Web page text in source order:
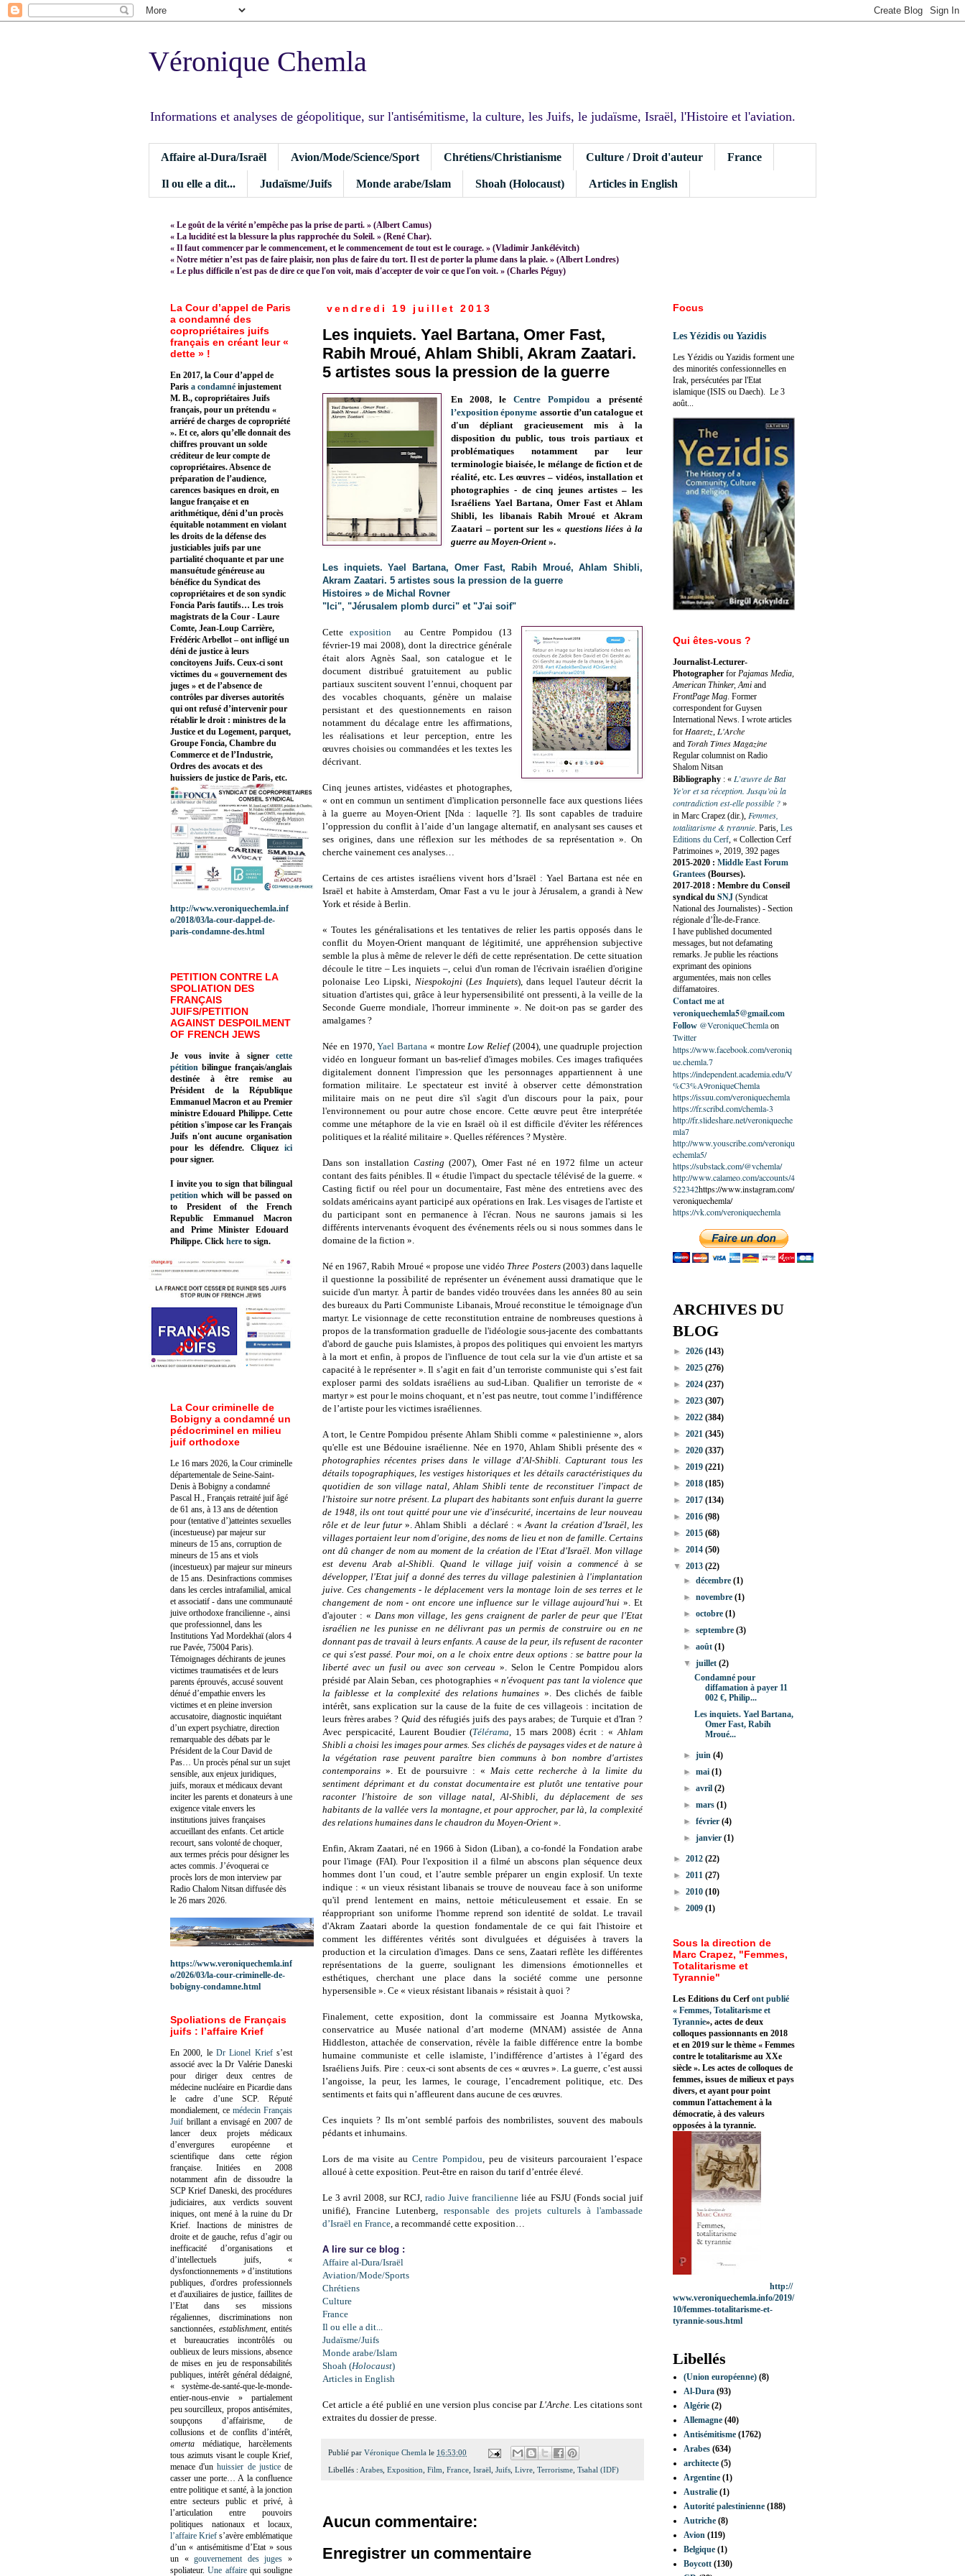
Véronique Chemla
Informations et analyses de géopolitique, sur l'antisémitisme, la culture, les Juifs, le judaïsme, Israël, l'Histoire et l'aviation.
Affaire al-Dura/Israël Avion/Mode/Science/Sport Chrétiens/Christianisme Culture / Droit d'auteur France
Il ou elle a dit... Judaïsme/Juifs Monde arabe/Islam Shoah (Holocaust) Articles in English
« Le goût de la vérité n’empêche pas la prise de parti. » (Albert Camus)
« La lucidité est la blessure la plus rapprochée du Soleil. » (René Char).
« Il faut commencer par le commencement, et le commencement de tout est le courage. » (Vladimir Jankélévitch)
« Notre métier n’est pas de faire plaisir, non plus de faire du tort. Il est de porter la plume dans la plaie. » (Albert Londres)
« Le plus difficile n'est pas de dire ce que l'on voit, mais d'accepter de voir ce que l'on voit. » (Charles Péguy)
vendredi 19 juillet 2013
Les inquiets. Yael Bartana, Omer Fast,
Rabih Mroué, Ahlam Shibli, Akram Zaatari.
5 artistes sous la pression de la guerre
En 2008, leCentre Pompidou a présenté
l’exposition éponyme assortie d’un catalogue et
d'un dépliant gracieusement mis à la
disposition du public, tous trois partiaux et
problématiques notamment par leur
terminologie biaisée, le mélange de fiction et de
réalité, etc. Les œuvres – vidéos, installation et
photographies - de cinq jeunes artistes – les
Israéliens Yael Bartana, Omer Fast et Ahlam
Shibli, les libanais Rabih Mroué et Akram
Zaatari – portent sur les « questions liées à la
guerre au Moyen-Orient ».
Les inquiets. Yael Bartana, Omer Fast, Rabih Mroué, Ahlam Shibli,
Akram Zaatari. 5 artistes sous la pression de la guerre
Histoires » de Michal Rovner
"Ici", "Jérusalem plomb durci" et "J'ai soif"
Cette expositionau Centre Pompidou (13
février-19 mai 2008), dont la directrice générale
était alors Agnès Saal, son catalogue et le
document distribué gratuitement au public
partiaux suscitent souvent l’ennui, choquent par
des vocables choquants, génère un malaise
persistant et des questionnements en raison
notamment du décalage entre les affirmations,
les réalisations et leur perception, entre les
œuvres choisies ou commandées et les textes les
décrivant.
Cinq jeunes artistes, vidéastes et photographes,
« ont en commun un sentiment d'implication personnelle face aux questions liées
à la guerre au Moyen-Orient [Nda : laquelle ?]. Ils sont capables de traduire
l’oppression du conflit à l’aide d’un langage alternatif, en analysant ses causes et
ses origines, dans une réflexion sur les méthodes de sa représentation ». On
cherche vainement ces analyses…
Certains de ces artistes israéliens vivent hors d’Israël : Yael Bartana est née en
Israël et habite à Amsterdam, Omar Fast a vu le jour à Jérusalem, a grandi à New
York et réside à Berlin.
« Toutes les généralisations et les tentatives de relier les partis opposés dans le
conflit du Moyen-Orient manquant de légitimité, une appréhension subjective
semble la plus à même de relever le défi de cette représentation. De cette situation
découle le titre – Les inquiets –, celui d'un roman de l'écrivain israélien d'origine
polonaise Leo Lipski, Niespokojni (Les Inquiets), dans lequel l'auteur décrit la
situation d'artistes qui, grâce à leur hypersensibilité ont pressenti, à la veille de la
Seconde Guerre mondiale, l'horreur imminente ». Ne doit-on pas se garder des
amalgames ?
Née en 1970,Yael Bartana « montreLow Relief(2004), une quadruple projection
vidéo en longueur formant un bas-relief d'images mobiles. Ces images trafiquées
digitalement donnent l'impression que les personnages appartiennent à une
formation militaire. Le spectateur est invité à observer cette démonstration
militaire mais on ne peut dire s'il s'agit d'un discours pour la paix, pour
l'environnement ou pour autre chose encore. Cette œuvre peut être interprétée
comme une métaphore de la vie en Israël où il est difficile d'éviter les références
politiques et la réalité militaire ». Quelles références ? Mystère.
Dans son installation Casting (2007), Omer Fast né en 1972 filme un acteur
contant des faits pénibles. Il « étudie l'impact du spectacle télévisé de la guerre. «
Casting fictif ou réel pour un documentaire, Fast mène des entretiens avec des
soldats américains ayant participé aux opérations en Irak. Les visages de l'artiste et
du participant sont en permanence à l'écran. Nous ne saurons jamais si les
différents intervenants évoquent des événements réels ou si nous sommes dans le
domaine de la fiction ».
Né en 1967, Rabih Mroué « propose une vidéo Three Posters(2003) dans laquelle
il questionne la possibilité de représenter un événement aussi dramatique que le
suicide d'un martyr. À partir de bandes vidéo trouvées dans les années 80 au sein
des bureaux du Parti Communiste Libanais, Mroué reconstitue le témoignage d'un
martyr. Le visionnage de cette reconstitution entraine de nombreuses questions à
propos de la transformation graduelle de l'idéologie sous-jacente des combattants
d'abord de gauche puis Islamistes, à propos des politiques qui envoient les martyrs
à la mort et enfin, à propos de l'influence de tout cela sur la vie d'un artiste et sa
capacité à le représenter ». Il s’agit en fait d’un terroriste communiste qui s’est fait
exploser parmi des soldats israéliens au sud-Liban. Qualifier un terroriste de «
martyr » est pour le moins choquant, et n’est pas neutre, tout comme l’indifférence
de l’artiste pour les victimes israéliennes.
A tort, le Centre Pompidou présente Ahlam Shibli comme « palestinienne », alors
qu'elle est une Bédouine israélienne. Née en 1970, Ahlam Shibli présente des «
photographies récentes prises dans le village d'Al-Shibli. Capturant tous les
détails topographiques, les vestiges historiques et les détails caractéristiques du
quotidien de son village natal, Ahlam Shibli tente de reconstituer l'impact de
l'histoire sur notre présent. La plupart des habitants sont enfuis durant la guerre
de 1948, ils ont tout quitté pour une vie d'insécurité, incertains de leur nouveau
rôle et de leur futur». Ahlam Shibli a déclaré : «Avant la création d'Israël, les
villages portaient leur nom d'origine, des noms de lieu et non de famille. Certains
ont dû changer de nom au moment de la création de l'Etat d'Israël. Mon village
est devenu Arab al-Shibli. Quand le village juif voisin a commencé à se
développer, l'Etat juif a donné des terres du village palestinien à l'implantation
juive. Ces changements - le déplacement vers la montage loin de ses terres et le
changement de nom - ont encore une influence sur le village aujourd'hui ». Et
d'ajouter : « Dans mon village, les gens craignent de parler de peur que l'Etat
israélien ne les punisse en ne délivrant pas un permis de construire ou en ne
donnant pas de travail à leurs enfants. A cause de la peur, ils refusent de raconter
ce qui s'est passé. Pour moi, on a le choix entre deux options : se battre pour la
liberté avec un fusil ou avec son cerveau ». Selon le Centre Pompidou alors
présidé par Alain Seban, ces photographies «n'évoquent pas tant la violence que
la faiblesse et la complexité des relations humaines ». Des clichés de faible
intérêt, sans explication sur la cause de la fuite de ces villageois : incitation de
leurs frères arabes ? Quid des réfugiés juifs des pays arabes; de Turquie et d'Iran ?
Avec perspicacité, Laurent Boudier (Télérama, 15 mars 2008) écrit : «Ahlam
Shibli a choisi les images pour armes. Ses clichés de paysages vides et de nature à
la végétation rase peuvent paraître bien communs à bon nombre d'artistes
contemporains ». Et de poursuivre : « Mais cette recherche à la limite du
sentiment déprimant et du constat documentaire est plutôt une tentative pour
raconter l'histoire de son village natal, Al-Shibli, du déplacement de ses
habitants de la vallée vers la montagne, et pour approcher, par là, la complexité
des relations humaines dans le chaudron du Moyen-Orient ».
Enfin, Akram Zaatari, né en 1966 à Sidon (Liban), a co-fondé la Fondation arabe
pour l'image (FAI). Pour l'exposition il a filmé un abscons plan séquence deux
hommes dont l’un coud, et l’autre semble préparer un engin explosif. Un texte
indique : « un vieux résistant libanais se trouve de nouveau face à son uniforme
qu'il prend lentement en mains, nettoie méticuleusement et essaie. En se
réappropriant son uniforme l'homme reprend son identité de soldat. Le travail
d'Akram Zaatari aborde la question fondamentale de ce qui fait l'histoire et
comment les différentes vérités sont divulguées et déguisées à travers la
production et la circulation d'images. Dans ce sens, Zaatari reflète les différentes
représentations de la guerre, soulignant les dimensions émotionnelles et
esthétiques, cherchant une place dans la société comme une personne
hypersensible ». Ce « vieux résistant libanais » résistait à quoi ?
Finalement, cette exposition, dont la commissaire est Joanna Mytkowska,
conservatrice au Musée national d’art moderne (MNAM) assistée de Anna
Hiddleston, attachée de conservation, révèle la faible différence entre la bombe
humaine communiste et celle islamiste, l’indifférence d’artistes à l’égard des
Israéliens Juifs. Pire : ceux-ci sont absents de ces « œuvres ». La guerre, c’est aussi
l’angoisse, la peur, les larmes, le courage, l’encadrement politique, etc. Des
sentiments et faits qui n’affleurent dans aucune de ces œuvres.
Ces inquiets ? Ils m’ont semblé parfois des nombrilistes, souvent des mabouls
pédants et inhumains.
Lors de ma visite auCentre Pompidou, peu de visiteurs parcouraient l’espace
alloué à cette exposition. Peut-être en raison du tarif d’entrée élevé.
Le 3 avril 2008, sur RCJ, radio Juive francilienne liée au FSJU (Fonds social juif
unifié), Francine Lutenberg,responsable des projets culturels à l'ambassade
d’Israël en France, a recommandé cette exposition…
A lire sur ce blog :
Affaire al-Dura/Israël
Aviation/Mode/Sports
Chrétiens
Culture
France
Il ou elle a dit...
Judaïsme/Juifs
Monde arabe/Islam
Shoah (Holocaust)
Articles in English
Cet article a été publié en une version plus concise par L'Arche. Les citations sont
extraites du dossier de presse.
Publié par Véronique Chemla le 16:53:00
Libellés : Arabes, Exposition, Film, France, Israël, Juifs, Livre, Terrorisme, Tsahal (IDF)
Aucun commentaire:
Enregistrer un commentaire
La Cour d’appel de Paris
a condamné des
copropriétaires juifs
français en créant leur «
dette » !
En 2017, la Cour d’appel de
Paris a condamné injustement
M. B., copropriétaires Juifs
français, pour un prétendu «
arriéré de charges de copropriété
». Et ce, alors qu’elle donnait des
chiffres prouvant un solde
créditeur de leur compte de
copropriétaires. Absence de
préparation de l’audience,
carences basiques en droit, en
langue française et en
arithmétique, déni d’un procès
équitable notamment en violant
les droits de la défense des
justiciables juifs par une
partialité choquante et par une
mansuétude généreuse au
bénéfice du Syndicat des
copropriétaires et de son syndic
Foncia Paris fautifs… Les trois
magistrats de la Cour - Laure
Comte, Jean-Loup Carrière,
Frédéric Arbellot – ont infligé un
déni de justice à leurs
concitoyens Juifs. Ceux-ci sont
victimes du « gouvernement des
juges » et de l’absence de
contrôles par diverses autorités
qui ont refusé d’intervenir pour
rétablir le droit : ministres de la
Justice et du Logement, parquet,
Groupe Foncia, Chambre du
Commerce et de l’Industrie,
Ordres des avocats et des
huissiers de justice de Paris, etc.
http://www.veroniquechemla.inf
o/2018/03/la-cour-dappel-de-
paris-condamne-des.html
PETITION CONTRE LA
SPOLIATION DES
FRANÇAIS
JUIFS/PETITION
AGAINST DESPOILMENT
OF FRENCH JEWS
Je vous invite à signer cette
pétition bilingue français/anglais
destinée à être remise au
Président de la République
Emmanuel Macron et au Premier
ministre Edouard Philippe. Cette
pétition s'impose car les Français
Juifs n'ont aucune organisation
pour les défendre. Cliquez
ici
pour signer.
I invite you to sign that bilingual
petition which will be passed on
to President of the French
Republic Emmanuel Macron
and Prime Minister Edouard
Philippe. Click here to sign.
La Cour criminelle de
Bobigny a condamné un
pédocriminel en milieu
juif orthodoxe
Le 16 mars 2026, la Cour criminelle
départementale de Seine-Saint-
Denis à Bobigny a condamné
Pascal H., Français retraité juif âgé
de 61 ans, à 13 ans de détention
pour (tentative d’)atteintes sexuelles
(incestueuse) par majeur sur
mineurs de 15 ans, corruption de
mineurs de 15 ans et viols
(incestueux) par majeur sur mineurs
de 15 ans. Desinfractions commises
dans les cercles intrafamilial, amical
et associatif - dans une communauté
juive orthodoxe francilienne -, ainsi
que professionnel, dans les
Institutions Yad Mordekhaï (alors 4
rue Pavée, 75004 Paris).
Témoignages déchirants de jeunes
victimes traumatisées et de leurs
parents éprouvés, accusé souvent
dénué d’empathie envers les
victimes et en pleine inversion
accusatoire, diagnostic inquiétant
d’un expert psychiatre, direction
remarquable des débats par le
Président de la Cour David de
Pas… Un procès pénal sur un sujet
sensible, aux enjeux juridiques,
juifs, moraux et médicaux devant
inciter les parents et donateurs à une
exigence vitale envers les
institutions juives françaises
accueillant des enfants. Cet article
recourt, sans volonté de choquer,
aux termes précis pour désigner les
actes commis. J’évoquerai ce
procès lors de mon interview par
Radio Chalom Nitsan diffusée dès
le 26 mars 2026.
https://www.veroniquechemla.inf
o/2026/03/la-cour-criminelle-de-
bobigny-condamne.html
Spoliations de Français
juifs : l’affaire Krief
En 2000, le Dr Lionel Kriefs’est
associé avec la Dr Valérie Daneski
pour diriger deux centres de
médecine nucléaire en Picardie dans
le cadre d’une SCP. Réputé
mondialement, ce médecin Français
Juif brillant a envisagé en 2007 de
lancer deux projets médicaux
d’envergures européenne et
scientifique dans cette région
française. Initiées en 2008
notamment afin de dissoudre la
SCP Krief Daneski, des procédures
judiciaires, aux verdicts souvent
iniques, ont mené à la ruine du Dr
Krief. Inactions de ministres de
droite et de gauche, refus d’agir ou
inefficacité d’organisations et
d’intellectuels juifs, «
dysfonctionnements » d’institutions
publiques, d'ordres professionnels
et d'auxiliaires de justice, faillites de
l’Etat dans ses missions
régaliennes, discriminations non
sanctionnées, establishment, entités
et bureaucraties incontrôlés ou
oublieux de leurs missions, absence
de mises en jeu de responsabilités
publiques, intérêt général dédaigné,
« système-de-santé-que-le-monde-
entier-nous-envie » partialement
peu sourcilleux, propos antisémites,
soupçons d’affairisme, de
collusions et de conflits d’intérêt,
omerta médiatique, harcèlements
tous azimuts visant le couple Krief,
menace d'unhuissier de justicede
casser une porte… A la confluence
entre politique et santé, à la jonction
entre secteurs public et privé, à
l’articulation entre pouvoirs
politiques nationaux et locaux,
l’affaire Krief s’avère emblématique
d’un « antisémitisme d’Etat » sous
un «gouvernement des juges »
spoliateur.Une affairequi souligne
Focus
Les Yézidis ou Yazidis
Les Yézidis ou Yazidis forment une
des minorités confessionnelles en
Irak, persécutées par l'Etat
islamique (ISIS ou Daech). Le 3
août...
Qui êtes-vous ?
Journalist-Lecturer-
Photographer for Pajamas Media,
American Thinker, Ami and
FrontPage Mag. Former
correspondent for Guysen
International News. I wrote articles
for Haaretz, L'Arche
and Torah Times Magazine
Regular columnist on Radio
Shalom Nitsan
Bibliography : « L’œuvre de Bat
Ye’or et sa réception. Jusqu’où la
contradiction est-elle possible ? »
in Marc Crapez (dir.), Femmes,
totalitarisme & tyrannie. Paris, Les
Editions du Cerf, « Collection Cerf
Patrimoines », 2019, 392 pages
2015-2020 : Middle East Forum
Grantees (Bourses).
2017-2018 : Membre du Conseil
syndical du SNJ (Syndicat
National des Journalistes) - Section
régionale d’Île-de-France.
I have published documented
messages, but not defamating
remarks. Je publie les réactions
exprimant des opinions
argumentées, mais non celles
diffamatoires.
Contact me at
veroniquechemla5@gmail.com
Follow @VeroniqueChemlaon
Twitter
https://www.facebook.com/veroniq
ue.chemla.7
https://independent.academia.edu/V
%C3%A9roniqueChemla
https://issuu.com/veroniquechemla
https://fr.scribd.com/chemla-3
http://fr.slideshare.net/veroniqueche
mla7
http://www.youscribe.com/veroniqu
echemla5/
https://substack.com/@vchemla/
http://www.calameo.com/accounts/4
522342https://www.instagram.com/
veroniquechemla/
https://vk.com/veroniquechemla
ARCHIVES DU
BLOG
► 2026 (143)
► 2025 (276)
► 2024 (237)
► 2023 (307)
► 2022 (384)
► 2021 (345)
► 2020 (337)
► 2019 (221)
► 2018 (185)
► 2017 (134)
► 2016 (98)
► 2015 (68)
► 2014 (50)
▼ 2013 (22)
►décembre(1)
►novembre(1)
►octobre(1)
►septembre(3)
►août(1)
▼juillet(2)
Condamné pour
diffamation à payer 11
002 €, Philip...
Les inquiets. Yael Bartana,
Omer Fast, Rabih
Mroué...
►juin(4)
►mai(1)
►avril(2)
►mars(1)
►février(4)
►janvier(1)
► 2012 (22)
► 2011 (27)
► 2010 (10)
► 2009 (1)
Sous la direction de
Marc Crapez, "Femmes,
Totalitarisme et
Tyrannie"
Les Editions du Cerfont publié
« Femmes, Totalitarisme et
Tyrannie», actes de deux
colloques passionnants en 2018
et en 2019 sur le thème « Femmes
contre le totalitarisme au XXe
siècle ». Les actes de colloques de
femmes, issues de milieux et pays
divers, et ayant pour point
commun l'attachement à la
démocratie, à des valeurs
opposées à la tyrannie.
http://
www.veroniquechemla.info/2019/
10/femmes-totalitarisme-et-
tyrannie-sous.html
Libellés
(Union européenne) (8)
Al-Dura (93)
Algérie (2)
Allemagne (40)
Antisémitisme (1762)
Arabes (634)
architecte (5)
Argentine (1)
Australie (1)
Autorité palestinienne (188)
Autriche (8)
Avion (119)
Belgique (1)
Boycott (130)